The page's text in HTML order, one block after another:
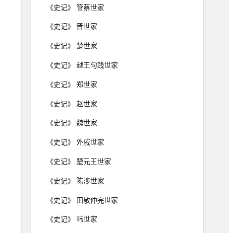
《史记》 管蔡世家
《史记》 晋世家
《史记》 楚世家
《史记》 越王句践世家
《史记》 郑世家
《史记》 赵世家
《史记》 魏世家
《史记》 外戚世家
《史记》 楚元王世家
《史记》 陈涉世家
《史记》 田敬仲完世家
《史记》 韩世家